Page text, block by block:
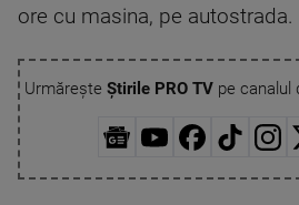
ore cu masina, pe autostrada.
Urmărește Știrile PRO TVpe canalul